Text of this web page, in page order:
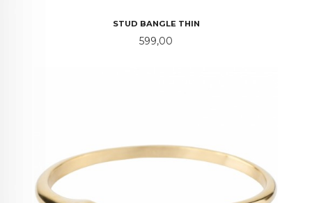
STUD BANGLE THIN
Pris
599,00